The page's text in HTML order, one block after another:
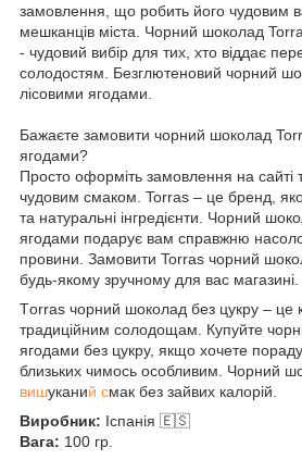
замовлення, що робить його чудовим
мешканців міста. Чорний шоколад
- чудовий вибір для тих, хто віддає
солодостям. Безглютеновий чорний
лісовими ягодами.
Бажаєте замовити чорний шоколад
ягодами?
Просто оформіть замовлення на сайті
чудовим смаком. Torras – це бренд,
та натуральні інгредієнти. Чорний
ягодами подарує вам справжню
провини. Замовити Torras чорний
будь-якому зручному для вас магазині.
Тorras чорний шоколад без цукру – це
традиційним солодощам. Купуйте
ягодами без цукру, якщо хочете
близьких чимось особливим. Чорний
вишуканий смак без зайвих калорій.
Виробник: Іспанія 🇪🇸
Вага: 100 гр.